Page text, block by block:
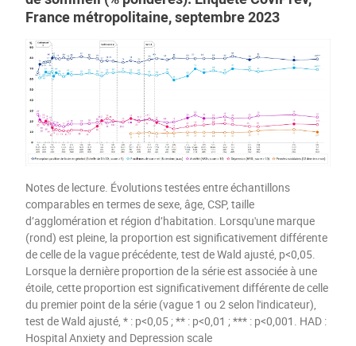
France métropolitaine, septembre 2023
Notes de lecture. Évolutions testées entre échantillons
comparables en termes de sexe, âge, CSP, taille
d’agglomération et région d’habitation. Lorsqu'une marque
(rond) est pleine, la proportion est significativement différente
de celle de la vague précédente, test de Wald ajusté, p<0,05.
Lorsque la dernière proportion de la série est associée à une
étoile, cette proportion est significativement différente de celle
du premier point de la série (vague 1 ou 2 selon l'indicateur),
test de Wald ajusté, * : p<0,05 ; ** : p<0,01 ; *** : p<0,001. HAD :
Hospital Anxiety and Depression scale